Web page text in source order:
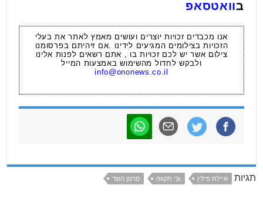
בוואטסאפ
אנו מכבדים זכויות יוצרים ועושים מאמץ לאתר את בעלי
הזכויות בצילומים המגיעים לידינו .אם זיהיתם בפרסומנו
צילום אשר יש לכם זכויות בו , אתם רשאים לפנות אלינו
ולבקש לחדול מהשימוש באמצעות המייל
info@ononews.co.il
תגיות איילת פילין גני תקווה סרטן השד